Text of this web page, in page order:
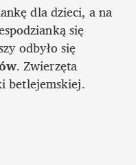
dla dzieci, a na
się
odbyło się
. Zwierzęta
betlejemskiej.